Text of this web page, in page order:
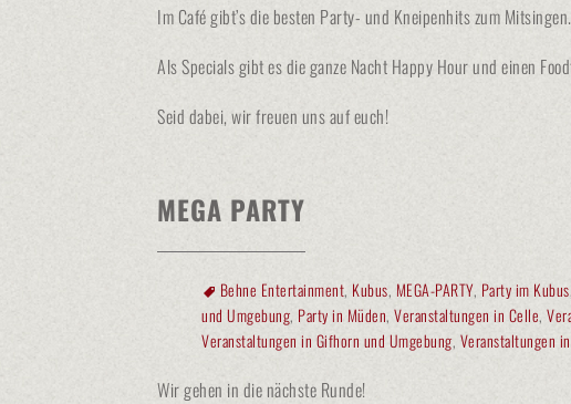
Im Café gibt’s die besten Party- und Kneipenhits zum Mitsingen.
Als Specials gibt es die ganze Nacht Happy Hour und einen
Seid dabei, wir freuen uns auf euch!
MEGA PARTY
Behne Entertainment, Kubus, MEGA-PARTY, Party im Kubus
und Umgebung, Party in Müden, Veranstaltungen in Celle,
Veranstaltungen in Gifhorn und Umgebung, Veranstaltungen
Wir gehen in die nächste Runde!